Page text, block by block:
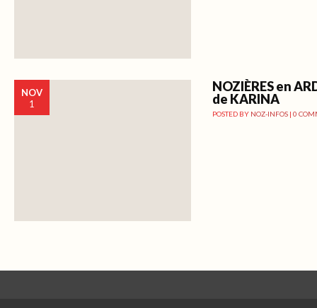
NOV
1
NOZIÈRES en
de KARINA
POSTED BY NOZ-INFOS | 0